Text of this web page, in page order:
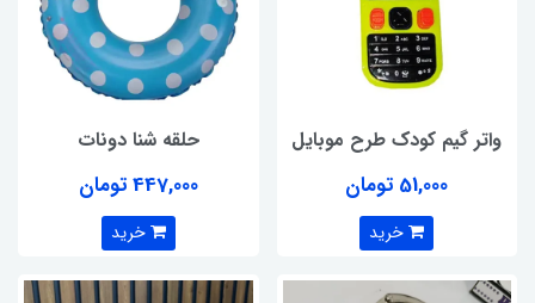
واتر گیم کودک طرح موبایل
51,000 تومان
خرید
حلقه شنا دونات
447,000 تومان
خرید